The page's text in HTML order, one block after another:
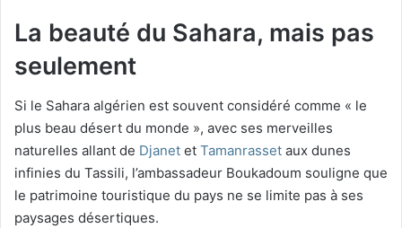
La beauté du Sahara, mais pas
seulement
Si le Sahara algérien est souvent considéré comme « le
plus beau désert du monde », avec ses merveilles
naturelles allant de Djanet et Tamanrasset aux dunes
infinies du Tassili, l’ambassadeur Boukadoum souligne que
le patrimoine touristique du pays ne se limite pas à ses
paysages désertiques.